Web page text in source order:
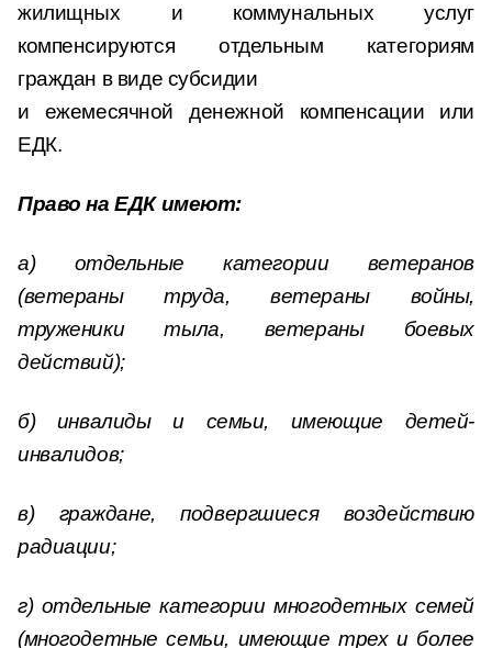
жилищных и коммунальных услуг
компенсируются отдельным категориям
граждан в виде субсидии
и ежемесячной денежной компенсации или
ЕДК.
Право на ЕДК имеют:
а) отдельные категории ветеранов
(ветераны труда, ветераны войны,
труженики тыла, ветераны боевых
действий);
б) инвалиды и семьи, имеющие детей-
инвалидов;
в) граждане, подвергшиеся воздействию
радиации;
г) отдельные категории многодетных семей
(многодетные семьи, имеющие трех и более